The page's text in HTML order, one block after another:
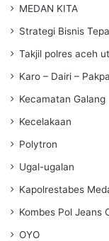
MEDAN KITA
Strategi Bisnis
Takjil polres aceh
Karo – Dairi –
Kecamatan Galang
Kecelakaan
Polytron
Ugal-ugalan
Kapolrestabes
Kombes Pol Jeans
OYO